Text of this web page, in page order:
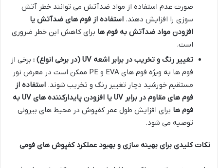
صورت عدم استفاده از مواد ضدآتش می توانند خطر آتش
سوزی را افزایش دهند. استفاده از فوم های ضدآتش یا
افزودن مواد ضدآتش به فوم ها برای کاهش این خطر ضروری
است.
تغییر رنگ و تخریب در برابر اشعه
در برخی انواع)
: برخی از
فوم ها به ویژه فوم های
و
ممکن است در معرض نور
مستقیم خورشید دچار تغییر رنگ و تخریب شوند. استفاده از
فوم های مقاوم در برابر
یا افزودن پایدارکننده های
به
فوم ها برای افزایش طول عمر کفپوش در محیط های بیرونی
توصیه می شود.
نکات کلیدی برای بهینه سازی و بهبود عملکرد کفپوش های فومی